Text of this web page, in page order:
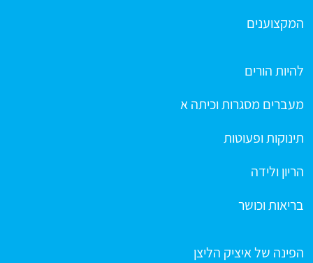
המקצוענים
להיות הורים
מעברים מסגרות וכיתה א
תינוקות ופעוטות
הריון ולידה
בריאות וכושר
הפינה של איציק הליצן